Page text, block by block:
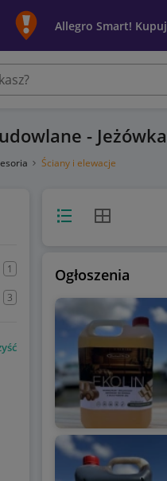
Allegro Smart!
- Jeżówka
Ściany i elewacje
1
3
Widok listyWidok siatki
Ogłoszenia